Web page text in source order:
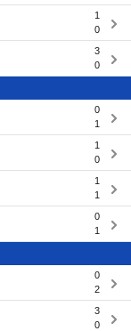
1
0
3
0
0
1
1
0
1
1
0
1
0
2
3
0